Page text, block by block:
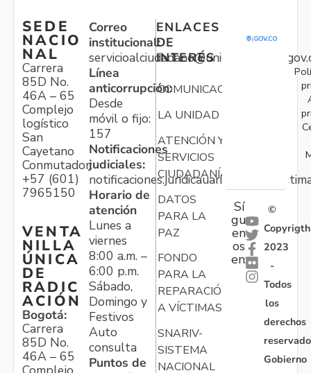
SEDE
NACIO
NAL
Carrera
85D No.
46A – 65
Complejo
logístico
San
Cayetano
Conmutador:
+57 (601)
7965150
VENTA
NILLA
ÚNICA
DE
RADIC
ACIÓN
Bogotá:
Carrera
85D No.
46A – 65
Correo
institucional:
Línea
anticorrupción:
Desde
móvil o fijo:
157
Notificaciones
judiciales:
Horario de
atención
Lunes a
viernes
8:00 a.m. –
6:00 p.m.
Sábado,
Domingo y
Festivos
Auto
consulta
Puntos de
ENLACES
DE
INTERÉS
COMUNICACIONES
LA UNIDAD
ATENCIÓN Y
SERVICIOS
CIUDADANÍA
DATOS
PARA LA
PAZ
FONDO
PARA LA
REPARACIÓN
A VÍCTIMAS
SNARIV-
SISTEMA
NACIONAL
Sí
gu
en
os
en:
©
Copyrigth
2023
-
Todos
los
derechos
Gobierno